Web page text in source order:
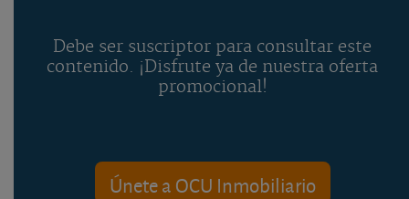
Debe ser suscriptor para consultar este
contenido. ¡Disfrute ya de nuestra oferta
promocional!
Únete a OCU Inmobiliario